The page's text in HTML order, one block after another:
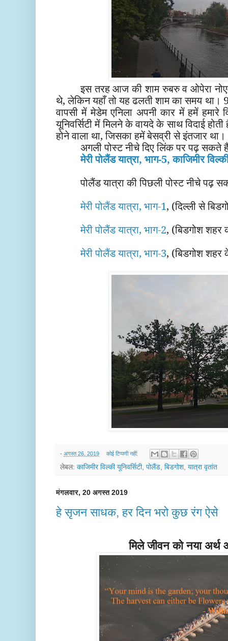
इस तरह आज की शाम रुबरु व ओपेरा
थे, लेकिन यहाँ तो यह ढलती शाम का समय था।
वापसी में मेडेम एनिला अपनी कार में हमें
यूनिवर्सिटी में मिलने के वायदे के साथ विदाई
होने वाला था, जिसका हमें बेसव्री से इंतजार
अगली पोस्ट नीचे दिए लिंक पर पढ़ सकते
मेरी पोलैंड यात्रा, भाग-5, काजिमीर
पोलैंड यात्रा की पिछली पोस्ट नीचे पढ़
मेरी पोलैंड यात्रा, भाग-1, (दिल्ली से
मेरी पोलैंड यात्रा, भाग-2, (बिडगोश शहर
मेरी पोलैंड यात्रा, भाग-3, (बिडगोश शहर
- अगस्त 26, 2019 कोई टिप्पणी नहीं:
लेबल: काजिमीर विल्की यूनिवर्सिटी, पोलैंड, बिडगोश, यात्रा वृतांत
मंगलवार, 20 अगस्त 2019
हे सृजन साधक, हर दिन भरो कुछ रंग ऐसे
मिले जीवन को नया अर्थ